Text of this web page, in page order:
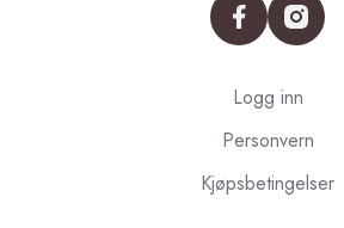
facebookinstagram
Logg inn
Personvern
Kjøpsbetingelser